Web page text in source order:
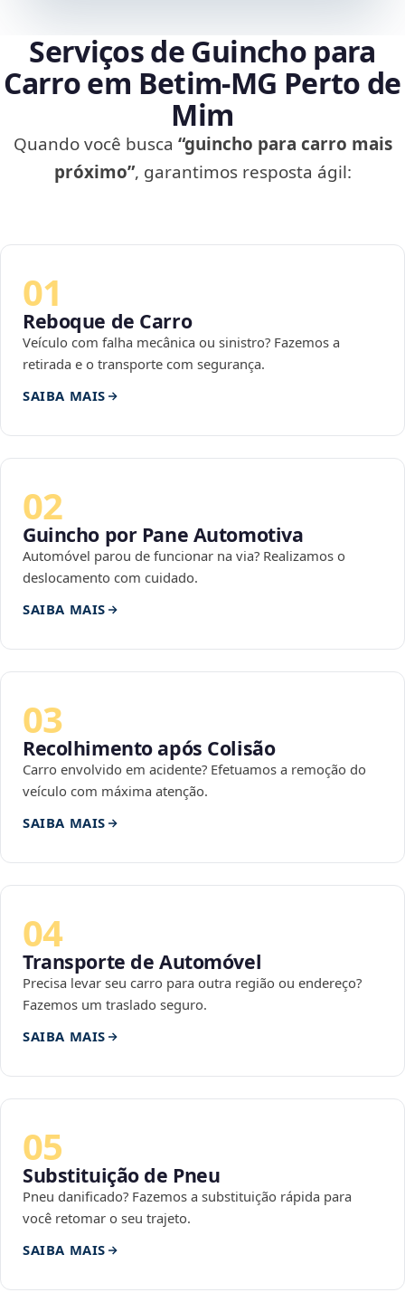
Serviços de Guincho para
Carro em Betim‑MG Perto de
Mim
Quando você busca “guincho para carro mais
próximo”, garantimos resposta ágil:
01
Reboque de Carro
Veículo com falha mecânica ou sinistro? Fazemos a
retirada e o transporte com segurança.
SAIBA MAIS
02
Guincho por Pane Automotiva
Automóvel parou de funcionar na via? Realizamos o
deslocamento com cuidado.
SAIBA MAIS
03
Recolhimento após Colisão
Carro envolvido em acidente? Efetuamos a remoção do
veículo com máxima atenção.
SAIBA MAIS
04
Transporte de Automóvel
Precisa levar seu carro para outra região ou endereço?
Fazemos um traslado seguro.
SAIBA MAIS
05
Substituição de Pneu
Pneu danificado? Fazemos a substituição rápida para
você retomar o seu trajeto.
SAIBA MAIS